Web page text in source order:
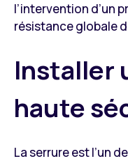
l’intervention d’un
résistance globale
Installer
haute
La serrure est l’un